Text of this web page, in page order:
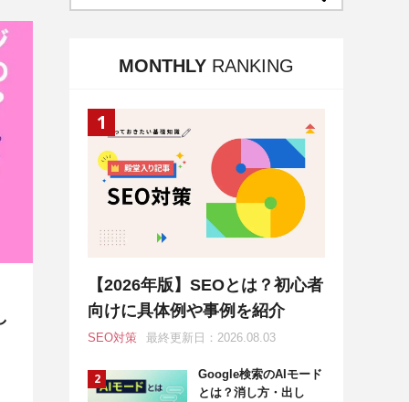
MONTHLY RANKING
【2026年版】SEOとは？初心者
向けに具体例や事例を紹介
SEO対策 最終更新日：2026.08.03
Google検索のAIモード
とは？消し方・出し